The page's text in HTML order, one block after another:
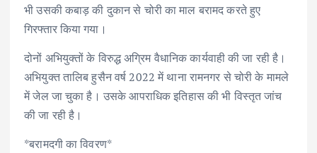
भी उसकी कबाड़ की दुकान से चोरी का माल बरामद करते हुए
गिरफ्तार किया गया।
दोनों अभियुक्तों के विरुद्ध अग्रिम वैधानिक कार्यवाही की जा रही है।
अभियुक्त तालिब हुसैन वर्ष 2022 में थाना रामनगर से चोरी के मामले
में जेल जा चुका है। उसके आपराधिक इतिहास की भी विस्तृत जांच
की जा रही है।
*बरामदगी का विवरण*